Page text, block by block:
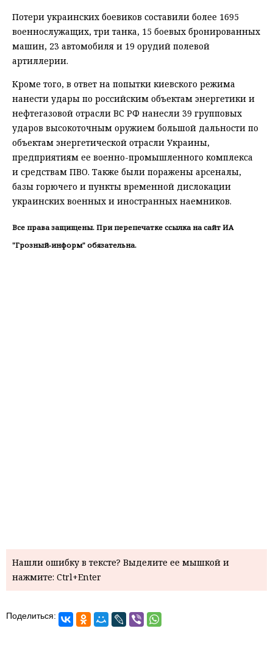
Потери украинских боевиков составили более 1695
военнослужащих, три танка, 15 боевых бронированных
машин, 23 автомобиля и 19 орудий полевой
артиллерии.
Кроме того, в ответ на попытки киевского режима
нанести удары по российским объектам энергетики и
нефтегазовой отрасли ВС РФ нанесли 39 групповых
ударов высокоточным оружием большой дальности по
объектам энергетической отрасли Украины,
предприятиям ее военно-промышленного комплекса
и средствам ПВО. Также были поражены арсеналы,
базы горючего и пункты временной дислокации
украинских военных и иностранных наемников.
Все права защищены. При перепечатке ссылка на сайт ИА
"Грозный-информ" обязательна.
Нашли ошибку в тексте? Выделите ее мышкой и
нажмите: Ctrl+Enter
Поделиться: